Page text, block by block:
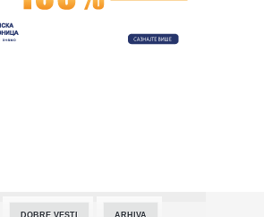
i Anu: Eliminisane već na startu
DOBRE VESTI ARHIVA